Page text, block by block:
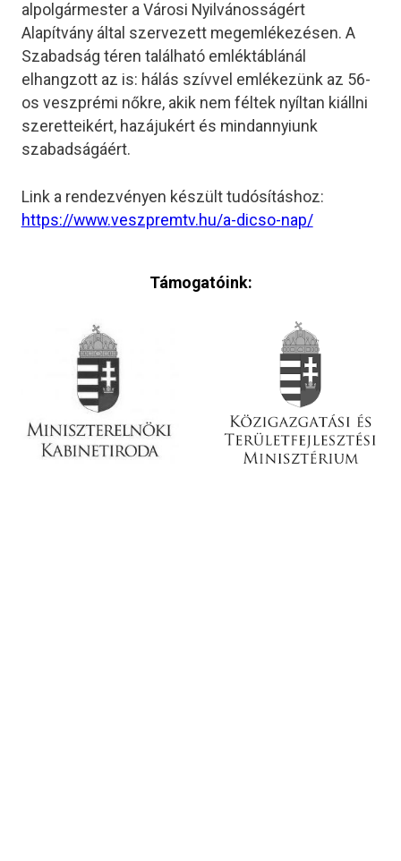
alpolgármester a Városi Nyilvánosságért
Alapítvány által szervezett megemlékezésen. A
Szabadság téren található emléktáblánál
elhangzott az is: hálás szívvel emlékezünk az 56-
os veszprémi nőkre, akik nem féltek nyíltan kiállni
szeretteikért, hazájukért és mindannyiunk
szabadságáért.
Link a rendezvényen készült tudósításhoz:
https://www.veszpremtv.hu/a-dicso-nap/
Támogatóink: